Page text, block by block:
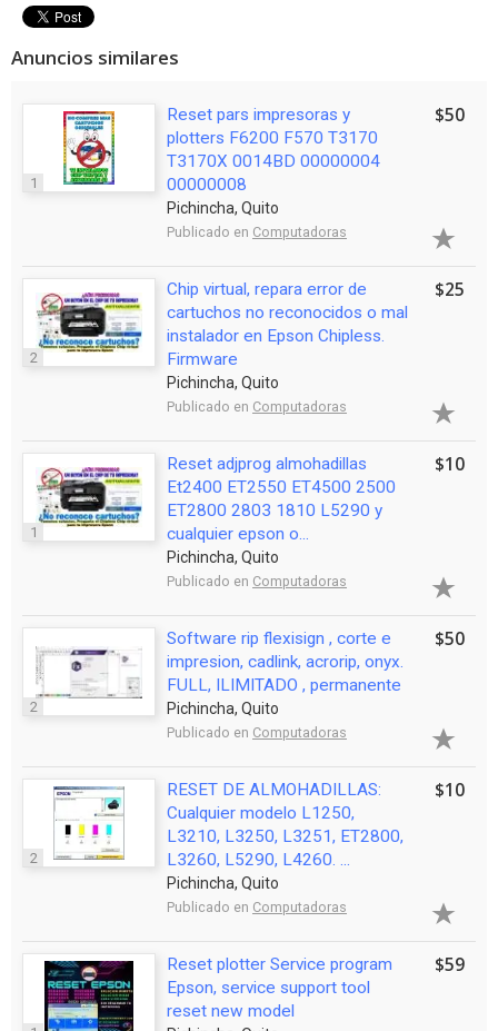
Anuncios similares
1
Reset pars impresoras y
plotters F6200 F570 T3170
T3170X 0014BD 00000004
00000008
Pichincha, Quito
Publicado en Computadoras
$50
2
Chip virtual, repara error de
cartuchos no reconocidos o mal
instalador en Epson Chipless.
Firmware
Pichincha, Quito
Publicado en Computadoras
$25
1
Reset adjprog almohadillas
Et2400 ET2550 ET4500 2500
ET2800 2803 1810 L5290 y
cualquier epson o...
Pichincha, Quito
Publicado en Computadoras
$10
2
Software rip flexisign , corte e
impresion, cadlink, acrorip, onyx.
FULL, ILIMITADO , permanente
Pichincha, Quito
Publicado en Computadoras
$50
2
RESET DE ALMOHADILLAS:
Cualquier modelo L1250,
L3210, L3250, L3251, ET2800,
L3260, L5290, L4260. ...
Pichincha, Quito
Publicado en Computadoras
$10
Reset plotter Service program
Epson, service support tool
reset new model
$59